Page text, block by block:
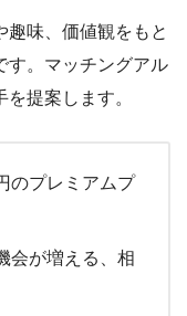
趣味、価値観をもと
す。マッチングアル
提案します。
のプレミアムプ
会が増える、相